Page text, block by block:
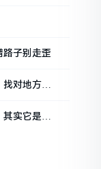
子别走歪
对地方才
实它是个